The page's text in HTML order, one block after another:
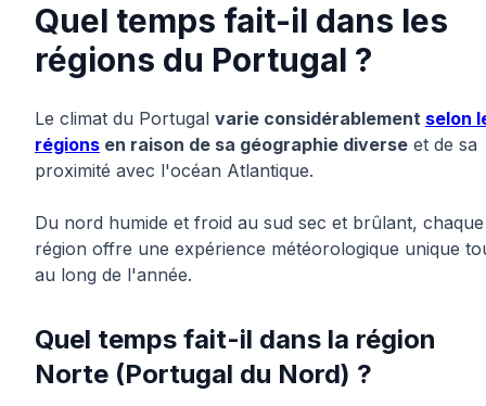
Quel temps fait-il dans les
régions du Portugal ?
Le climat du Portugal varie considérablement selon
régions en raison de sa géographie diverse et de sa
proximité avec l'océan Atlantique.
Du nord humide et froid au sud sec et brûlant, chaque
région offre une expérience météorologique unique
au long de l'année.
Quel temps fait-il dans la région
Norte (Portugal du Nord) ?